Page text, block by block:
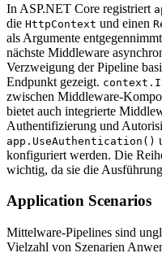
In ASP.NET Core registriert
die HttpContext und einen
als Argumente
nächste Middleware
Verzweigung der Pipeline
Endpunkt gezeigt.
zwischen Middleware-
bietet auch integrierte
Authentifizierung und
app.UseAuthentication()
konfiguriert werden. Die
wichtig, da sie die
Application Scenarios
Mittelware-Pipelines sind
Vielzahl von Szenarien